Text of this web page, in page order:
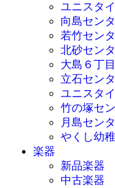
ユニスタ
向島セン
若竹セン
北砂セン
大島６丁
立石セン
ユニスタ
竹の塚セ
月島セン
やくし幼
楽器
新品楽器
中古楽器